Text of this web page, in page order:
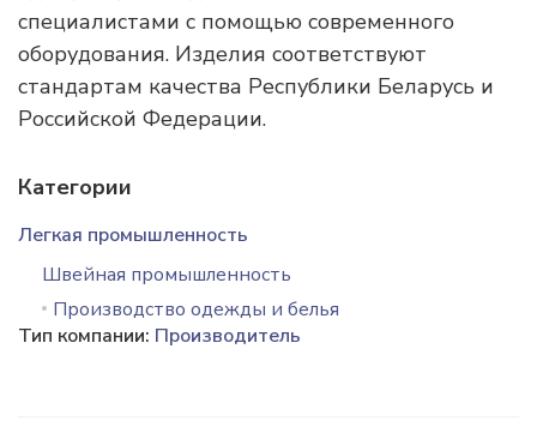
специалистами с помощью современного
оборудования. Изделия соответствуют
стандартам качества Республики Беларусь и
Российской Федерации.
Категории
Легкая промышленность
Швейная промышленность
Производство одежды и белья
Тип компании: Производитель